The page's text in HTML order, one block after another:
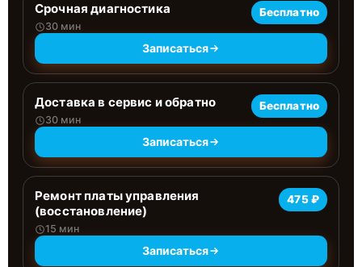
Срочная диагностика
30 мин
Бесплатно
Записаться
Доставка в сервис и обратно
30 мин
Бесплатно
Записаться
Ремонт платы управления
(восстановление)
15 мин
475 ₽
Записаться